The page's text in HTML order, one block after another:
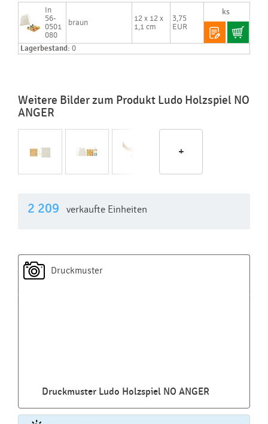
In
56-
0501
080
braun
12 x 12 x
1,1 cm
3,75
EUR
Lagerbestand: 0
Weitere Bilder zum Produkt Ludo Holzspiel NO
ANGER
+
2 209 verkaufte Einheiten
Druckmuster
Druckmuster Ludo Holzspiel NO ANGER